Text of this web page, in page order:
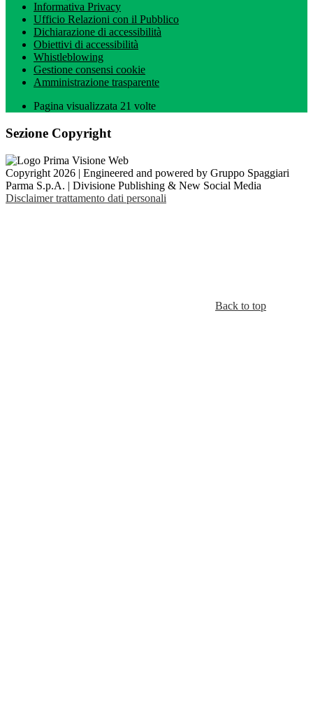
Informativa Privacy
Ufficio Relazioni con il Pubblico
Dichiarazione di accessibilità
Obiettivi di accessibilità
Whistleblowing
Gestione consensi cookie
Amministrazione trasparente
Pagina visualizzata 21 volte
Sezione Copyright
Copyright 2026 | Engineered and powered by Gruppo Spaggiari
Parma S.p.A. | Divisione Publishing & New Social Media
Disclaimer trattamento dati personali
Back to top